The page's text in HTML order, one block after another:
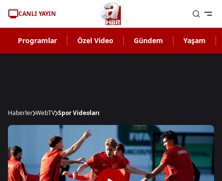
CANLI YAYIN
Programlar Özel Video Gündem Yaşam
Haberler WebTV Spor Videoları